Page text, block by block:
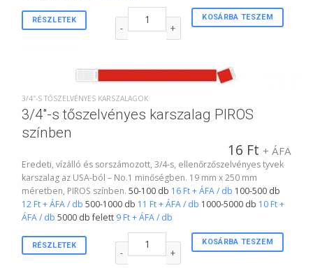
RÉSZLETEK KOSÁRBA TESZEM
Plastic csuklópánt PIROS színben mennyiség
3/4″-S TŐSZELVÉNYES KARSZALAGOK
3/4″-s tőszelvényes karszalag PIROS
színben
16 Ft + ÁFA
Eredeti, vízálló és sorszámozott, 3/4-s, ellenőrzőszelvényes tyvek
karszalag az USA-ból – No.1 minőségben. 19 mm x 250 mm
méretben, PIROS színben.50-100 db 16 Ft + ÁFA / db 100-500 db
12 Ft + ÁFA / db 500-1000 db 11 Ft + ÁFA / db 1000-5000 db 10 Ft +
ÁFA / db 5000 db felett 9 Ft + ÁFA / db
RÉSZLETEK KOSÁRBA TESZEM
3/4"-s tőszelvényes karszalag PIROS színben